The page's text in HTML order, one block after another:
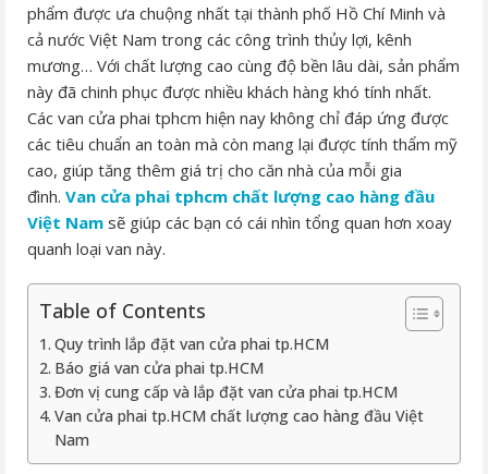
phẩm được ưa chuộng nhất tại thành phố Hồ Chí Minh và
cả nước Việt Nam trong các công trình thủy lợi, kênh
mương… Với chất lượng cao cùng độ bền lâu dài, sản phẩm
này đã chinh phục được nhiều khách hàng khó tính nhất.
Các van cửa phai tphcm hiện nay không chỉ đáp ứng được
các tiêu chuẩn an toàn mà còn mang lại được tính thẩm mỹ
cao, giúp tăng thêm giá trị cho căn nhà của mỗi gia
đình. Van cửa phai tphcm chất lượng cao hàng đầu
Việt Nam sẽ giúp các bạn có cái nhìn tổng quan hơn xoay
quanh loại van này.
Table of Contents
Quy trình lắp đặt van cửa phai tp.HCM
Báo giá van cửa phai tp.HCM
Đơn vị cung cấp và lắp đặt van cửa phai tp.HCM
Van cửa phai tp.HCM chất lượng cao hàng đầu Việt
Nam